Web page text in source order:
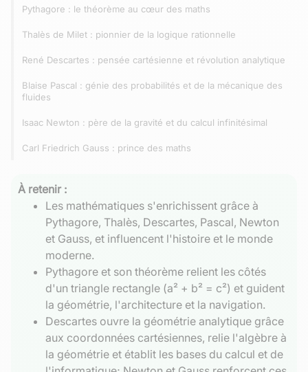
Pythagore : le théorème au cœur des maths
Thalès de Milet : pionnier de la logique rationnelle
René Descartes : pensée cartésienne et révolution analytique
Blaise Pascal : génie des probabilités et de la mécanique des
fluides
Isaac Newton : père de la gravité et du calcul infinitésimal
Carl Friedrich Gauss : prince des maths
À retenir :
Les mathématiques s'enrichissent grâce à
Pythagore, Thalès, Descartes, Pascal, Newton
et Gauss, et influencent l'histoire et le monde
moderne.
Pythagore et son théorème relient les côtés
d'un triangle rectangle (a² + b² = c²) et guident
la géométrie, l'architecture et la navigation.
Descartes ouvre la géométrie analytique grâce
aux coordonnées cartésiennes, relie l'algèbre à
la géométrie et établit les bases du calcul et de